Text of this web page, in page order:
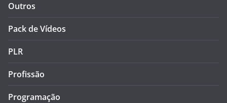
Outros
Pack de Vídeos
PLR
Profissão
Programação